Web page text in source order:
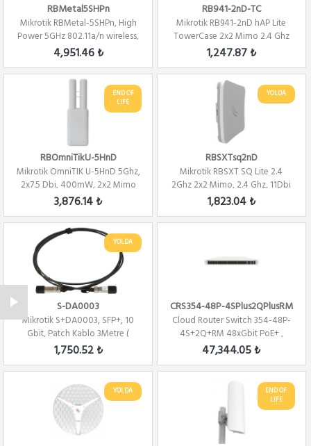
RBMetal5SHPn
Mikrotik RBMetal-5SHPn, High
Power 5GHz 802.11a/n wireless,
Route...
4,951.46 ₺
RB941-2nD-TC
Mikrotik RB941-2nD hAP Lite
TowerCase 2x2 Mimo 2.4 Ghz
802.b/...
1,247.87 ₺
END OF
LIFE
RBOmniTikU-5HnD
Mikrotik OmniTIK U-5HnD 5Ghz,
2x7.5 Dbi, 400mW, 2x2 Mimo
,802.11a/...
3,876.14 ₺
YOLDA
RBSXTsq2nD
Mikrotik RBSXT SQ Lite 2.4
2Ghz 2x2 Mimo, 2.4 Ghz, 11Dbi
Alıcı 80...
1,823.04 ₺
YOLDA
S-DA0003
Mikrotik S+DA0003, SFP+, 10
Gbit, Patch Kablo 3Metre (
Direct Atta...
1,750.52 ₺
CRS354-48P-4SPlus2QPlusRM
Cloud Router Switch 354-48P-
4S+2Q+RM 48xGbit PoE+ ,
4xSFP+,2Qsfp+ ...
47,344.05 ₺
YOLDA
END OF
LIFE